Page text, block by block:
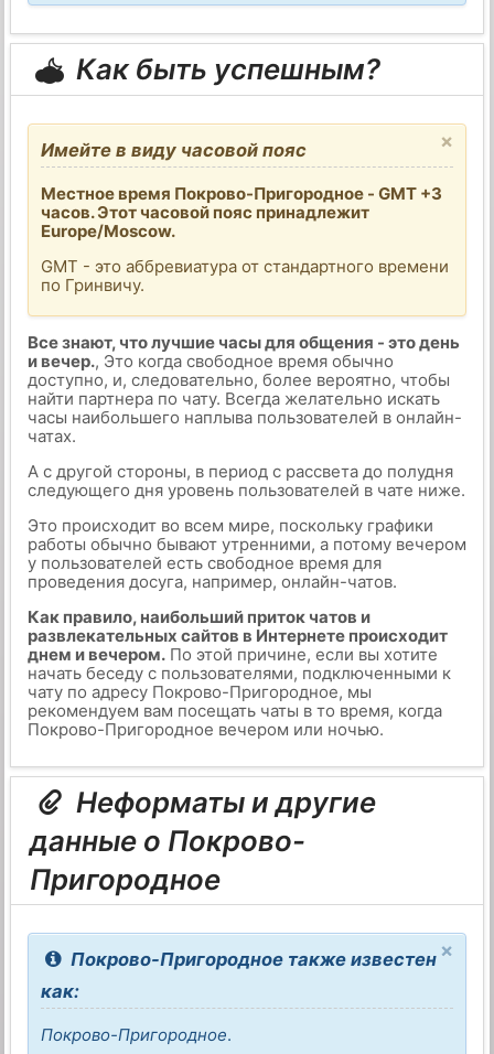
Как быть успешным?
×
Имейте в виду часовой пояс
Местное время Покрово-Пригородное - GMT +3
часов. Этот часовой пояс принадлежит
Europe/Moscow.
GMT - это аббревиатура от стандартного времени
по Гринвичу.
Все знают, что лучшие часы для общения - это день
и вечер., Это когда свободное время обычно
доступно, и, следовательно, более вероятно, чтобы
найти партнера по чату. Всегда желательно искать
часы наибольшего наплыва пользователей в онлайн-
чатах.
А с другой стороны, в период с рассвета до полудня
следующего дня уровень пользователей в чате ниже.
Это происходит во всем мире, поскольку графики
работы обычно бывают утренними, а потому вечером
у пользователей есть свободное время для
проведения досуга, например, онлайн-чатов.
Как правило, наибольший приток чатов и
развлекательных сайтов в Интернете происходит
днем и вечером.По этой причине, если вы хотите
начать беседу с пользователями, подключенными к
чату по адресу Покрово-Пригородное, мы
рекомендуем вам посещать чаты в то время, когда
Покрово-Пригородное вечером или ночью.
Неформаты и другие
данные о Покрово-
Пригородное
×
Покрово-Пригородное также известен
как:
Покрово-Пригородное.